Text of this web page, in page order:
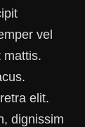
vel
mattis.
elit.
dignissim